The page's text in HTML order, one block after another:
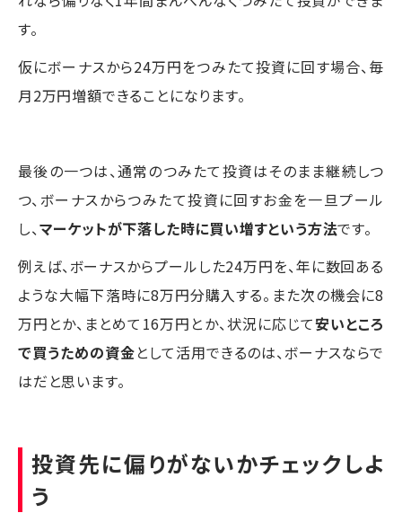
す。
仮にボーナスから24万円をつみたて投資に回す場合、毎
月2万円増額できることになります。
最後の一つは、通常のつみたて投資はそのまま継続しつ
つ、ボーナスからつみたて投資に回すお金を一旦プール
し、マーケットが下落した時に買い増すという方法です。
例えば、ボーナスからプールした24万円を、年に数回ある
ような大幅下落時に8万円分購入する。また次の機会に8
万円とか、まとめて16万円とか、状況に応じて安いところ
で買うための資金として活用できるのは、ボーナスならで
はだと思います。
投資先に偏りがないかチェックしよ
う